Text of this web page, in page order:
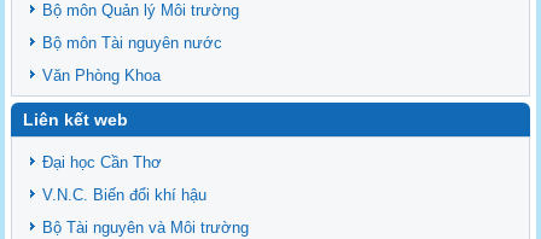
Bộ môn Quản lý Môi trường
Bộ môn Tài nguyên nước
Văn Phòng Khoa
Liên kết web
Đại học Cần Thơ
V.N.C. Biến đổi khí hậu
Bộ Tài nguyên và Môi trường